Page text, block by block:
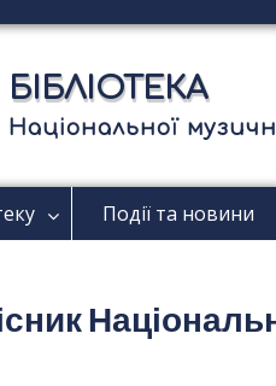
БІБЛІОТЕКА
Національної
Події та новини